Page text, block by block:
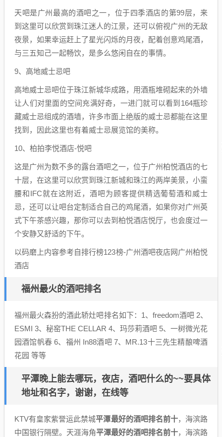
天吧是广州最高的酒吧之一，位于四季酒店的第99层，来
到这里可以欣赏到珠江迷人的江景，还可以俯视广州的无敌
夜景，如果幸运赶上了星光闪烁的月夜，配着创意鸡尾酒，
与三五知己一起畅饮，是多么悠闲自在的事情。
9、高地威士忌吧
高地威士忌吧位于珠江新城华成路，用酒瓶堆砌起来的外墙
让人们对里面的空间充满好奇，一进门就可以看到164瓶珍
藏威士忌组成的酒墙，许多市面上绝版的威士忌都能在这里
找到，因此这里也有着威士忌展览馆的美称。
10、柏拍李悦酒店-悦吧
这是广州为数不多的露台酒吧之一，位于广州柏悦酒店的七
十层，在这里可以欣赏到珠江新城和珠江的两岸美景，小蛮
腰和IFC就在这附近，酒吧为顾客提供精选葡萄酒和威士
忌，还可以让吧台定制适合自己的鸡尾酒，如果你对广州英
式下午茶感兴趣，那你可以去到柏悦酒店悦厅，也会度过一
个安静又舒适的下午。
以码磨上内容参考自排行榜123榜-广州酒吧夜店网广州柏悦
酒店
福州最火的酒吧排名
福州最火森扮的酒此轿灶吧排名如下：1、freedom酒吧 2、
ESMI 3、秘窑THE CELLAR 4、玛莎莉酒吧 5、一树微光花
园酒馆帆春 6、福州 In88酒吧 7、MR.13十三先生精酿啤酒
花园 等等
平潭晚上能去哪玩，夜店，酒吧什么的~~要具体
地址和名字，谢谢，在线等
KTV有皇家紫誉运此禁城平潭最好的酒吧排名前十，海滨路
中国银行隔壁。天涯海角平潭最好的酒吧排名前十，海滨路